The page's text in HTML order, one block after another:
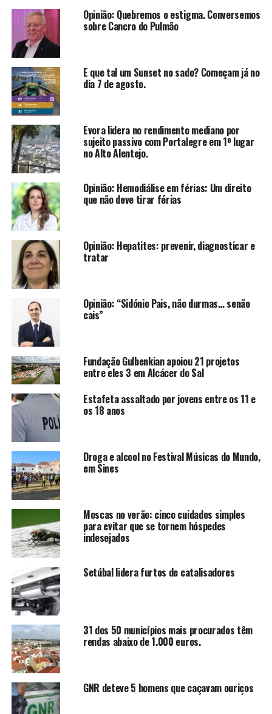
Opinião: Quebremos o estigma. Conversemos
sobre Cancro do Pulmão
E que tal um Sunset no sado? Começam já no
dia 7 de agosto.
Évora lidera no rendimento mediano por
sujeito passivo com Portalegre em 1º lugar
no Alto Alentejo.
Opinião: Hemodiálise em férias: Um direito
que não deve tirar férias
Opinião: Hepatites: prevenir, diagnosticar e
tratar
Opinião: “Sidónio Pais, não durmas… senão
cais”
Fundação Gulbenkian apoiou 21 projetos
entre eles 3 em Alcácer do Sal
Estafeta assaltado por jovens entre os 11 e
os 18 anos
Droga e alcool no Festival Músicas do Mundo,
em Sines
Moscas no verão: cinco cuidados simples
para evitar que se tornem hóspedes
indesejados
Setúbal lidera furtos de catalisadores
31 dos 50 municípios mais procurados têm
rendas abaixo de 1.000 euros.
GNR deteve 5 homens que caçavam ouriços